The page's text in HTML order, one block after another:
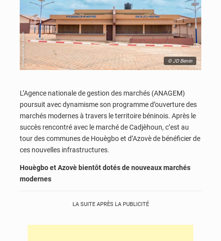
© JD Benin
L’Agence nationale de gestion des marchés (ANAGEM)
poursuit avec dynamisme son programme d’ouverture des
marchés modernes à travers le territoire béninois. Après le
succès rencontré avec le marché de Cadjèhoun, c’est au
tour des communes de Houègbo et d’Azovè de bénéficier de
ces nouvelles infrastructures.
Houègbo et Azovè bientôt dotés de nouveaux marchés
modernes
LA SUITE APRÈS LA PUBLICITÉ